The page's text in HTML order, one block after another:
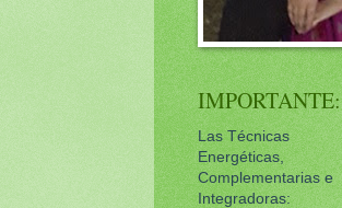
IMPORTANTE:
Las Técnicas
Energéticas,
Complementarias e
Integradoras: